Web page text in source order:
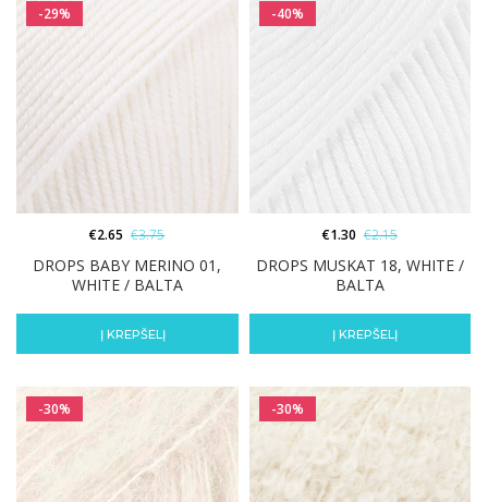
-29%
DROPS BABY MERINO 01,
WHITE / BALTA
€2.65 €3.75
Į KREPŠELĮ
-40%
DROPS MUSKAT 18, WHITE /
BALTA
€1.30 €2.15
Į KREPŠELĮ
-30% -30%